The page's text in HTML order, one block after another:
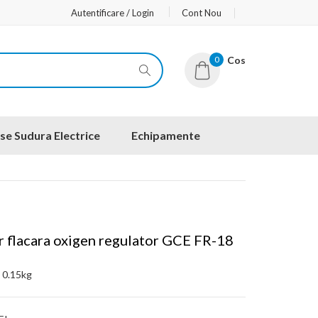
Autentificare / Login Cont Nou
0 Cos
Sudura Electrice Echipamente
oxigen regulator GCE FR-18
0.15kg